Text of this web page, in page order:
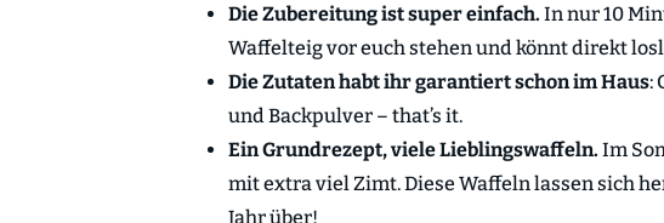
Die Zubereitung ist super einfach. In nur 10
Waffelteig vor euch stehen und könnt direkt
Die Zutaten habt ihr garantiert schon im Haus:
und Backpulver – that’s it.
Ein Grundrezept, viele Lieblingswaffeln. Im
mit extra viel Zimt. Diese Waffeln lassen sich
Jahr über!